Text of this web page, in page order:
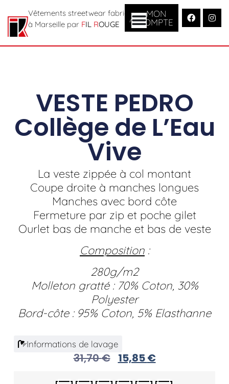
Vêtements streetwear fabriqués
à Marseille par FIL ROUGE
MON
COMPTE
VESTE PEDRO
Collège de L’Eau
Vive
La veste zippée à col montant
Coupe droite à manches longues
Manches avec bord côte
Fermeture par zip et poche gilet
Ourlet bas de manche et bas de veste
Composition :
280g/m2
Molleton gratté : 70% Coton, 30%
Polyester
Bord-côte : 95% Coton, 5% Elasthanne
Informations de lavage
31,70€ 15,85€